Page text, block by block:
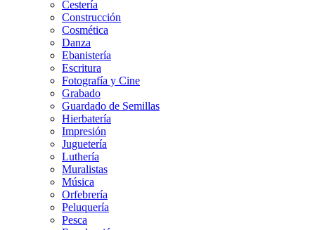
Cestería
Construcción
Cosmética
Danza
Ebanistería
Escritura
Fotografía y Cine
Grabado
Guardado de Semillas
Hierbatería
Impresión
Juguetería
Luthería
Muralistas
Música
Orfebrería
Peluquería
Pesca